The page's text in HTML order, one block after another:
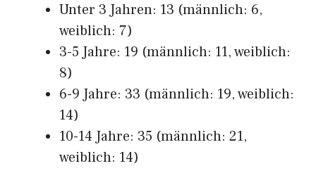
Unter 3 Jahren: 13 (männlich: 6,
weiblich: 7)
3-5 Jahre: 19 (männlich: 11, weiblich:
8)
6-9 Jahre: 33 (männlich: 19, weiblich:
14)
10-14 Jahre: 35 (männlich: 21,
weiblich: 14)